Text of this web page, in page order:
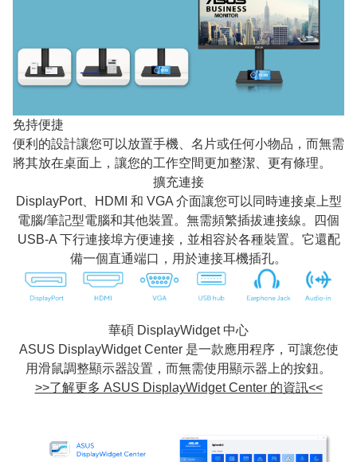
免持便捷
便利的設計讓您可以放置​​手機、名片或任何小物品，而無需
將其放在桌面上，讓您的工作空間更加整潔、更有條理。
擴充連接
DisplayPort、HDMI 和 VGA 介面讓您可以同時連接桌上型
電腦/筆記型電腦和其他裝置。無需頻繁插拔連接線。四個
USB-A 下行連接埠方便連接，並相容於各種裝置。它還配
備一個直通端口，用於連接耳機插孔。
華碩 DisplayWidget 中心
ASUS DisplayWidget Center 是一款應用程序，可讓您使
用滑鼠調整顯示器設置，而無需使用顯示器上的按鈕。
>>了解更多 ASUS DisplayWidget Center 的資訊<<